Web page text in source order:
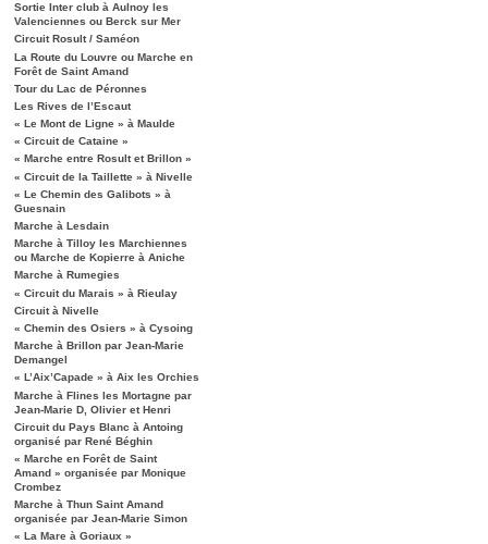
Sortie Inter club à Aulnoy les
Valenciennes ou Berck sur Mer
Circuit Rosult / Saméon
La Route du Louvre ou Marche en
Forêt de Saint Amand
Tour du Lac de Péronnes
Les Rives de l’Escaut
« Le Mont de Ligne » à Maulde
« Circuit de Cataine »
« Marche entre Rosult et Brillon »
« Circuit de la Taillette » à Nivelle
« Le Chemin des Galibots » à
Guesnain
Marche à Lesdain
Marche à Tilloy les Marchiennes
ou Marche de Kopierre à Aniche
Marche à Rumegies
« Circuit du Marais » à Rieulay
Circuit à Nivelle
« Chemin des Osiers » à Cysoing
Marche à Brillon par Jean-Marie
Demangel
« L’Aix’Capade » à Aix les Orchies
Marche à Flines les Mortagne par
Jean-Marie D, Olivier et Henri
Circuit du Pays Blanc à Antoing
organisé par René Béghin
« Marche en Forêt de Saint
Amand » organisée par Monique
Crombez
Marche à Thun Saint Amand
organisée par Jean-Marie Simon
« La Mare à Goriaux »